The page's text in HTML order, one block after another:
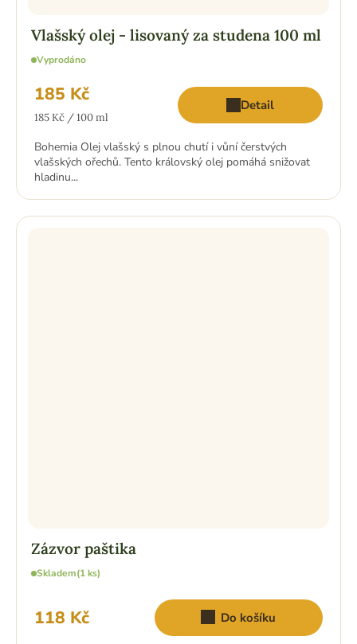
Vlašský olej - lisovaný za studena 100 ml
Vyprodáno
185 Kč
Měrná
185 Kč / 100 ml
Detail
Bohemia Olej vlašský s plnou chutí i vůní čerstvých
vlašských ořechů. Tento královský olej pomáhá snižovat
hladinu...
Zázvor paštika
Skladem(1 ks)
118 Kč Do košíku